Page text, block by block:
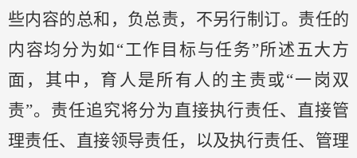
些内容的总和，负总责，不另行制订。责任的
内容均分为如“工作目标与任务”所述五大方
面，其中，育人是所有人的主责或“一岗双
责”。责任追究将分为直接执行责任、直接管
理责任、直接领导责任，以及执行责任、管理